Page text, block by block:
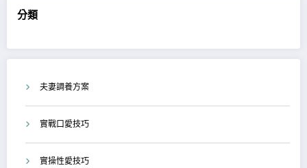
分類
夫妻調養方案
實戰口愛技巧
實操性愛技巧